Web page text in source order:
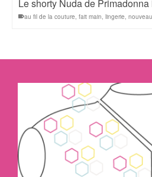
Le shorty Nuda de
au fil de la couture, fait main, lingerie,